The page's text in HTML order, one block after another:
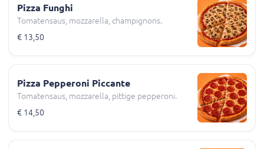
Pizza Funghi
Tomatensaus, mozzarella, champignons.
€ 13,50
Pizza Pepperoni Piccante
Tomatensaus, mozzarella, pittige pepperoni.
€ 14,50